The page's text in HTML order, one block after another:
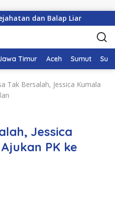
dan Balap Liar
Timur Aceh Sumut
Tak Bersalah, Jessica Kumala
Jessica
PK ke